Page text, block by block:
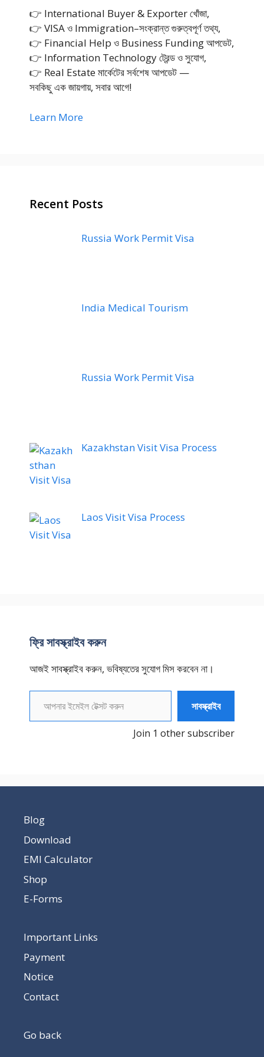
👉 International Buyer & Exporter খোঁজা,
👉 VISA ও Immigration–সংক্রান্ত গুরুত্বপূর্ণ তথ্য,
👉 Financial Help ও Business Funding আপডেট,
👉 Information Technology ট্রেন্ড ও সুযোগ,
👉 Real Estate মার্কেটের সর্বশেষ আপডেট —
সবকিছু এক জায়গায়, সবার আগে!
Learn More
Recent Posts
Russia Work Permit Visa
India Medical Tourism
Russia Work Permit Visa
Kazakhstan Visit Visa Process
Laos Visit Visa Process
ফ্রি সাবস্ক্রাইব করুন
আজই সাবস্ক্রাইব করুন, ভবিষ্যতের সুযোগ মিস করবেন না।
আপনার ইমেইল টেক্সট করুন
সাবস্ক্রাইব
Join 1 other subscriber
Blog
Download
EMI Calculator
Shop
E-Forms
Important Links
Payment
Notice
Contact
Go back